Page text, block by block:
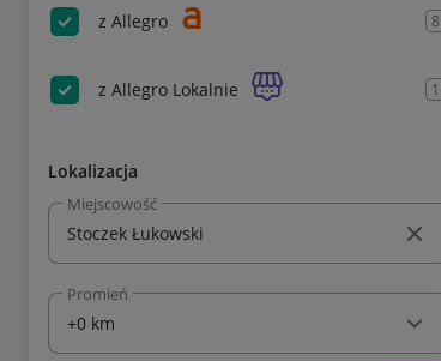
z Allegro 8
z Allegro Lokalnie 1
Lokalizacja
Miejscowość
Promień